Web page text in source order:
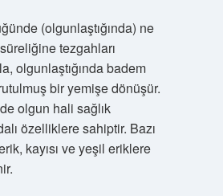
(olgunlaştığında) ne
tezgahları
olgunlaştığında badem
bir yemişe dönüşür.
olgun hali sağlık
özelliklere sahiptir. Bazı
kayısı ve yeşil eriklere